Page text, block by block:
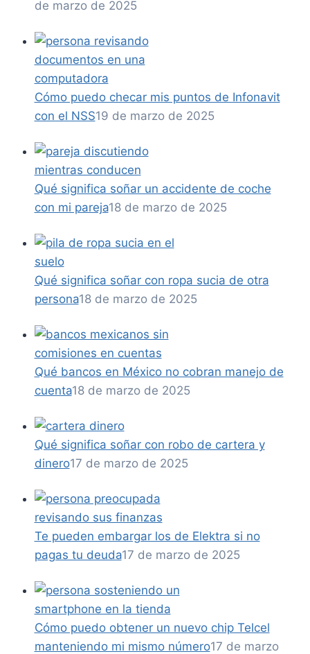
de marzo de 2025
Cómo puedo checar mis puntos de Infonavit
con el NSS19 de marzo de 2025
Qué significa soñar un accidente de coche
con mi pareja18 de marzo de 2025
Qué significa soñar con ropa sucia de otra
persona18 de marzo de 2025
Qué bancos en México no cobran manejo de
cuenta18 de marzo de 2025
Qué significa soñar con robo de cartera y
dinero17 de marzo de 2025
Te pueden embargar los de Elektra si no
pagas tu deuda17 de marzo de 2025
Cómo puedo obtener un nuevo chip Telcel
manteniendo mi mismo número17 de marzo